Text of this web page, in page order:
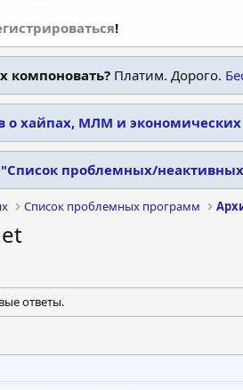
!
компоновать? Платим. Дорого.
о хайпах, МЛМ и экономических
проблемных/
Список проблемных программ
ответы.